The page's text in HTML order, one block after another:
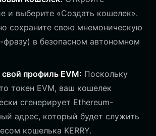
и выберите «Создать кошелек».
сохраните свою мнемоническую
фразу) в безопасном автономном
профиль EVM: Поскольку
токен EVM, ваш кошелек
сгенерирует Ethereum-
адрес, который будет служить
кошелька KERRY.